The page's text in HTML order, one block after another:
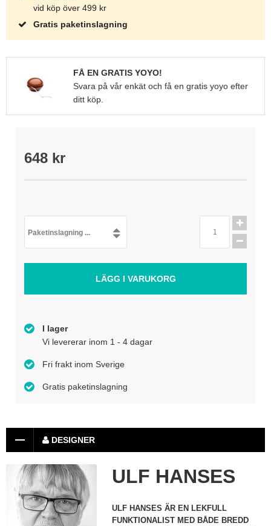
vid köp över 499 kr
Gratis paketinslagning
FÅ EN GRATIS YOYO!
Svara på vår enkät och få en gratis yoyo efter
ditt köp.
648 kr
Paketinslagning ...
I lager
Vi levererar inom 1 - 4 dagar
Fri frakt inom Sverige
Gratis paketinslagning
DESIGNER
ULF HANSES
ULF HANSES ÄR EN LEKFULL
FUNKTIONALIST MED BÅDE BREDD